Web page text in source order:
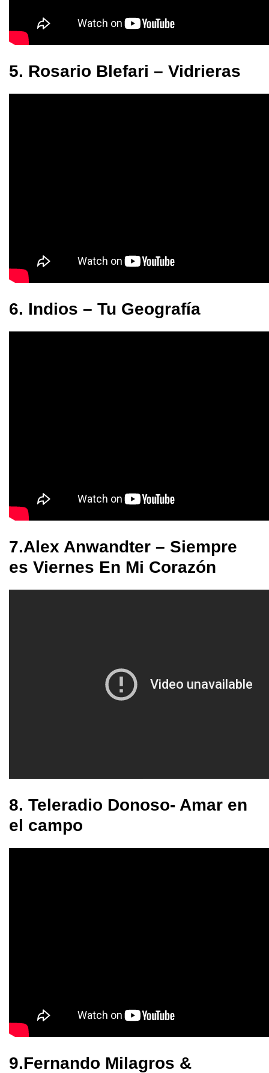
5. Rosario Blefari – Vidrieras
6. Indios – Tu Geografía
7.Alex Anwandter – Siempre
es Viernes En Mi Corazón
8. Teleradio Donoso- Amar en
el campo
9.Fernando Milagros &